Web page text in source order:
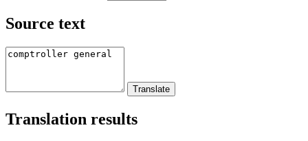
Source text
Translation results